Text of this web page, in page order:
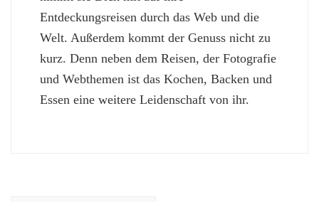
Entdeckungsreisen durch das Web und die
Welt. Außerdem kommt der Genuss nicht zu
kurz. Denn neben dem Reisen, der Fotografie
und Webthemen ist das Kochen, Backen und
Essen eine weitere Leidenschaft von ihr.